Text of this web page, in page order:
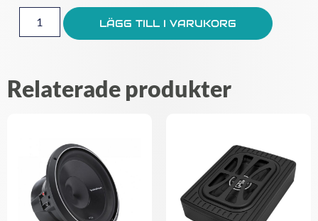
LÄGG TILL I VARUKORG
Relaterade produkter